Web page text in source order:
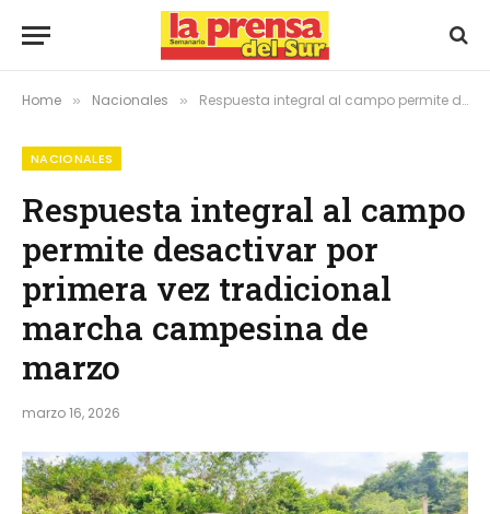
Home » Nacionales » Respuesta integral al campo permite desactivar por primera vez tradicional marcha campesina de marzo
NACIONALES
Respuesta integral al campo
permite desactivar por
primera vez tradicional
marcha campesina de
marzo
marzo 16, 2026